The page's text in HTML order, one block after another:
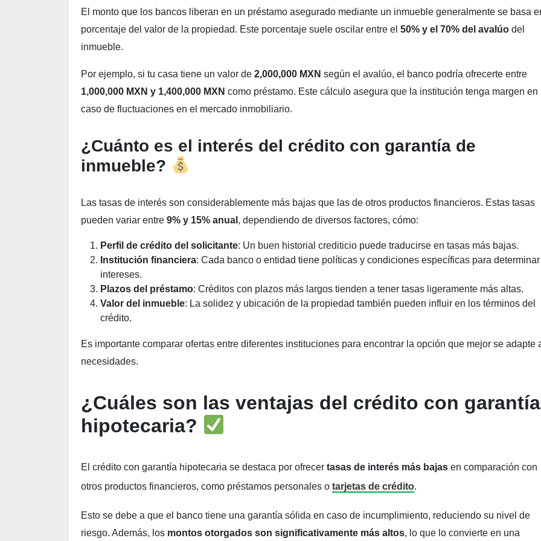
El monto que los bancos liberan en un préstamo asegurado mediante un inmueble generalmente se basa
porcentaje del valor de la propiedad. Este porcentaje suele oscilar entre el 50% y el 70% del avalúo del
inmueble.
Por ejemplo, si tu casa tiene un valor de 2,000,000 MXN según el avalúo, el banco podría ofrecerte entre
1,000,000 MXN y 1,400,000 MXN como préstamo. Este cálculo asegura que la institución tenga margen en
caso de fluctuaciones en el mercado inmobiliario.
¿Cuánto es el interés del crédito con garantía de
inmueble?
Las tasas de interés son considerablemente más bajas que las de otros productos financieros. Estas tasas
pueden variar entre 9% y 15% anual , dependiendo de diversos factores, cómo:
Perfil de crédito del solicitante: Un buen historial crediticio puede traducirse en tasas más bajas.
Institución financiera: Cada banco o entidad tiene políticas y condiciones específicas para
intereses.
Plazos del préstamo: Créditos con plazos más largos tienden a tener tasas ligeramente más altas.
Valor del inmueble: La solidez y ubicación de la propiedad también pueden influir en los términos del
crédito.
Es importante comparar ofertas entre diferentes instituciones para encontrar la opción que mejor se adapte
necesidades.
¿Cuáles son las ventajas del crédito con garantía
hipotecaria?
El crédito con garantía hipotecaria se destaca por ofrecer tasas de interés más bajas en comparación con
otros productos financieros, como préstamos personales o tarjetas de crédito.
Esto se debe a que el banco tiene una garantía sólida en caso de incumplimiento, reduciendo su nivel de
riesgo. Además, los montos otorgados son significativamente más altos, lo que lo convierte en una